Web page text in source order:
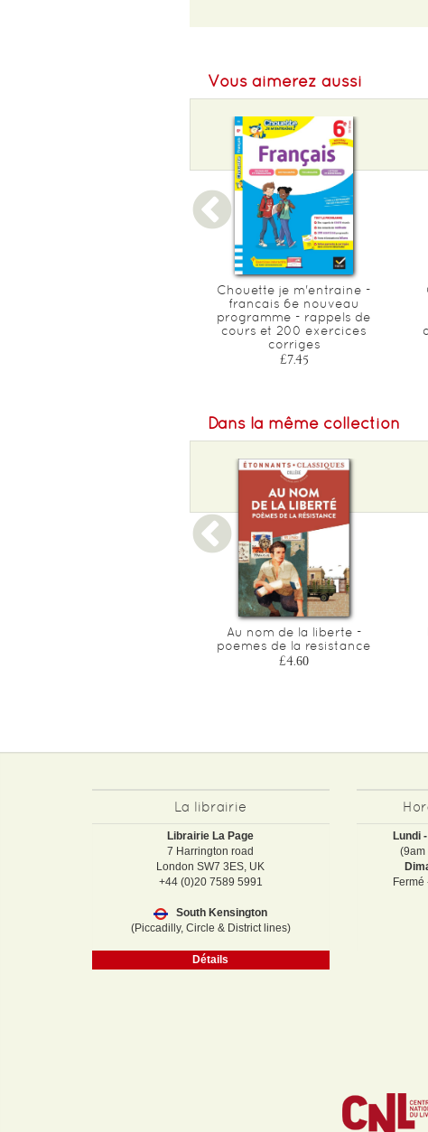
Format L :125
Poids :166 g
Epaisseur :8
Vous aimerez aussi
Chouette je m'entraine -
francais 6e nouveau
programme - rappels de
cours et 200 exercices
corriges
£7.45
Dans la même collection
Au nom de la liberte -
poemes de la resistance
£4.60
La librairie
Librairie La Page
7 Harrington road
London SW7 3ES, UK
+44 (0)20 7589 5991
South Kensington
(Piccadilly, Circle & District lines)
Détails
Lundi
(9am
Fermé